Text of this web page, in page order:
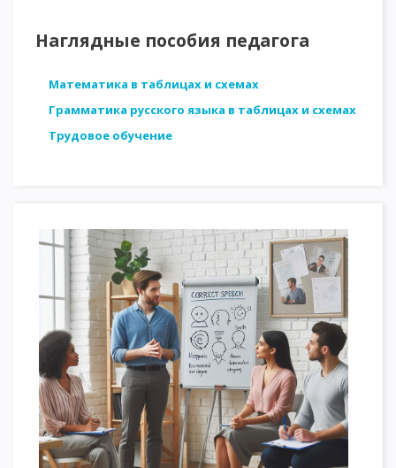
Наглядные пособия педагога
Математика в таблицах и схемах
Грамматика русского языка в таблицах и схемах
Трудовое обучение